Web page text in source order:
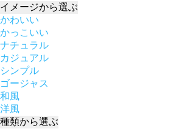
イメージから選ぶ
かわいい
かっこいい
ナチュラル
カジュアル
シンプル
ゴージャス
和風
洋風
種類から選ぶ